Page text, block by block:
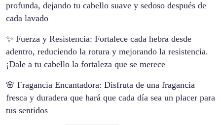
profunda, dejando tu cabello suave y sedoso después de
cada lavado
✨ Fuerza y Resistencia: Fortalece cada hebra desde
adentro, reduciendo la rotura y mejorando la resistencia.
¡Dale a tu cabello la fortaleza que se merece
🌸 Fragancia Encantadora: Disfruta de una fragancia
fresca y duradera que hará que cada día sea un placer para
tus sentidos